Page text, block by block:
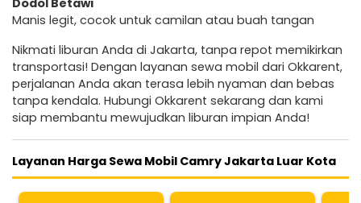
Manis legit, cocok untuk camilan atau buah tangan
Nikmati liburan Anda di Jakarta, tanpa repot memikirkan
transportasi! Dengan layanan sewa mobil dari Okkarent,
perjalanan Anda akan terasa lebih nyaman dan bebas
tanpa kendala. Hubungi Okkarent sekarang dan kami
siap membantu mewujudkan liburan impian Anda!
Layanan Harga Sewa Mobil Camry Jakarta Luar Kota